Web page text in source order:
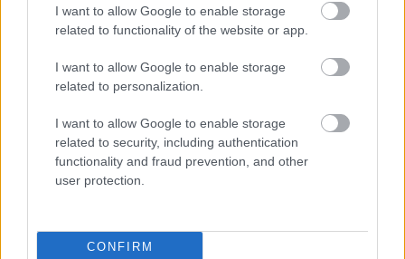
I want to allow Google to enable storage
related to functionality of the website or app.
I want to allow Google to enable storage
related to personalization.
I want to allow Google to enable storage
related to security, including authentication
functionality and fraud prevention, and other
user protection.
CONFIRM
hogy naprakész maradj, kiválogatjuk neked a
legjobbakat, iratkozz fel hírlevelünkre!
megismertem és azt elfogadom.